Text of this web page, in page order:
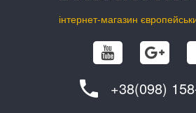
інтернет-магазин
+38(098)